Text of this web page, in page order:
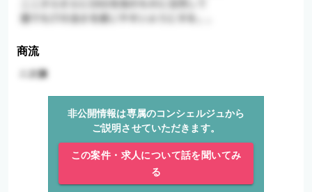
商流
非公開情報は専属のコンシェルジュから
ご説明させていただきます。
この案件・求人について話を聞いてみ
る